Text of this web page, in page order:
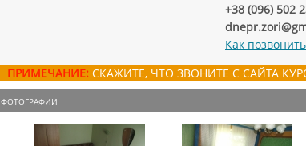
+38 (096) 502
Как
ПРИМЕЧАНИЕ:СКАЖИТЕ, ЧТО ЗВОНИТЕ С САЙТА
ФОТОГРАФИИ